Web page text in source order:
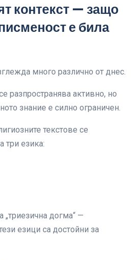
контекст — защо
е била
много различно от днес.
разпространява активно, но
знание е силно ограничен.
текстове се
три езика:
„триезична догма“ —
езици са достойни за